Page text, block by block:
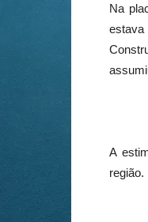
Na
estava
A
região.